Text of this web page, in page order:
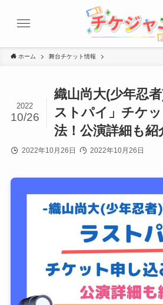
ホーム 舞台チケット情報
織山尚大(少年忍
ストパイ」チケ
法！公演詳細も紹
2022
10/26
2022年10月26日 2022年10月26日